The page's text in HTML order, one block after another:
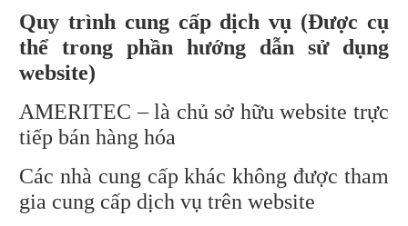
Quy trình cung cấp dịch vụ (Được cụ
thể trong phần hướng dẫn sử dụng
website)
AMERITEC – là chủ sở hữu website trực
tiếp bán hàng hóa
Các nhà cung cấp khác không được tham
gia cung cấp dịch vụ trên website